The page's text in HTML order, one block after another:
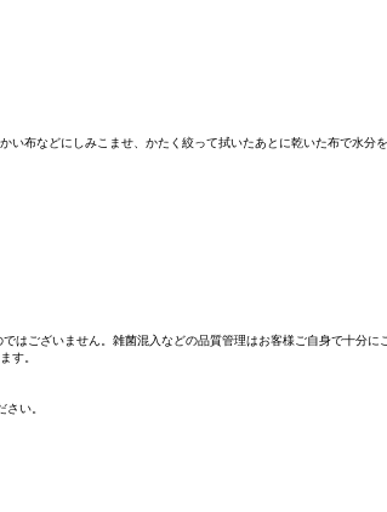
布などにしみこませ、かたく絞って拭いたあとに乾いた布で水分
ございません。雑菌混入などの品質管理はお客様ご自身で十分に
す。
い。